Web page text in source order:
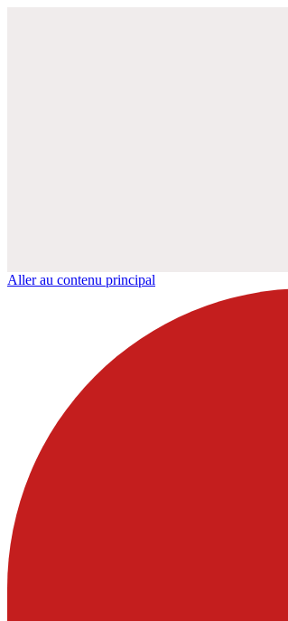
Aller au contenu principal